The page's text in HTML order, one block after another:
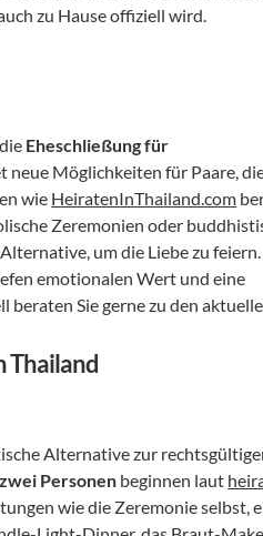
zu Hause offiziell wird.
Eheschließung für
neue Möglichkeiten für Paare,
wie HeiratenInThailand.com
Zeremonien oder
um die Liebe zu
emotionalen Wert und eine
beraten Sie gerne zu den
Thailand
Alternative zur
Personen beginnen laut
wie die Zeremonie selbst,